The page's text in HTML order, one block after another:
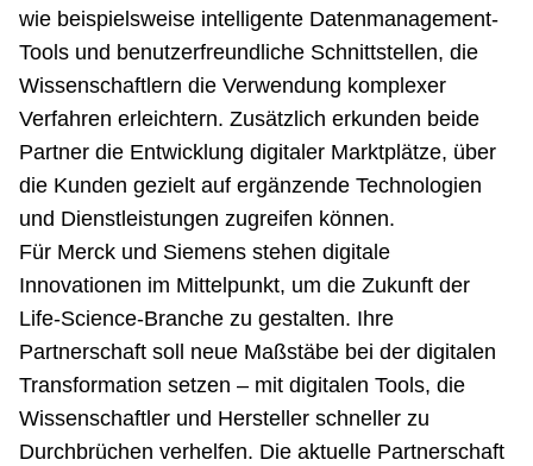
wie beispielsweise intelligente Datenmanagement-
Tools und benutzerfreundliche Schnittstellen, die
Wissenschaftlern die Verwendung komplexer
Verfahren erleichtern. Zusätzlich erkunden beide
Partner die Entwicklung digitaler Marktplätze, über
die Kunden gezielt auf ergänzende Technologien
und Dienstleistungen zugreifen können.
Für Merck und Siemens stehen digitale
Innovationen im Mittelpunkt, um die Zukunft der
Life-Science-Branche zu gestalten. Ihre
Partnerschaft soll neue Maßstäbe bei der digitalen
Transformation setzen – mit digitalen Tools, die
Wissenschaftler und Hersteller schneller zu
Durchbrüchen verhelfen. Die aktuelle Partnerschaft